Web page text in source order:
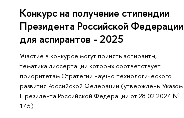
Конкурс на получение стипендии
Президента Российской Федерации
для аспирантов - 2025
Участие в конкурсе могут принять аспиранты,
тематика диссертации которых соответствует
приоритетам Стратегии научно-технологического
развития Российской Федерации (утверждены Указом
Президента Российской Федерации от 28.02.2024 №
145)